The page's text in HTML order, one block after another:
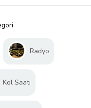
Radyo
Kol Saati